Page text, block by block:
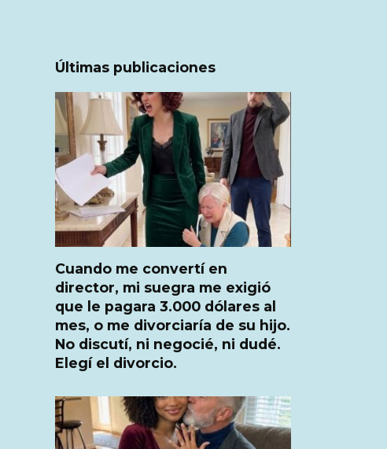
Últimas publicaciones
Cuando me convertí en
director, mi suegra me exigió
que le pagara 3.000 dólares al
mes, o me divorciaría de su hijo.
No discutí, ni negocié, ni dudé.
Elegí el divorcio.